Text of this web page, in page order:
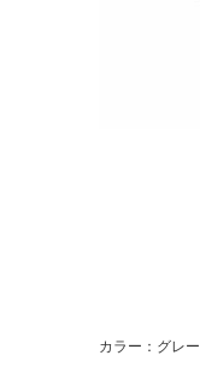
カラー：グレー